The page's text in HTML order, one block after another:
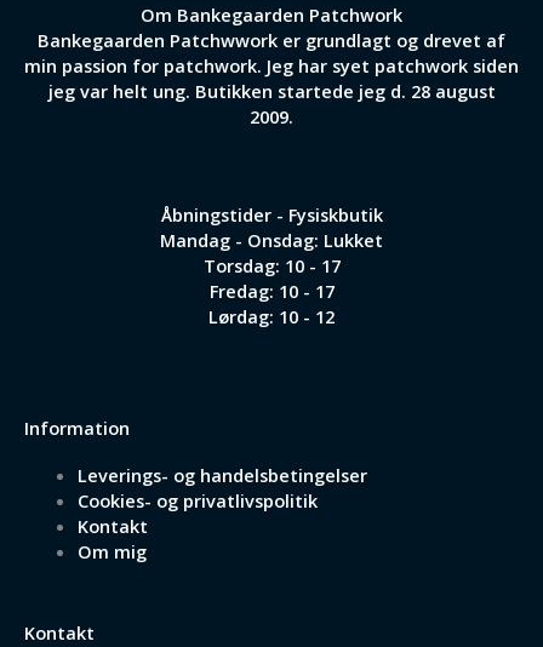
Om Bankegaarden Patchwork
Bankegaarden Patchwwork er grundlagt og drevet af
min passion for patchwork. Jeg har syet patchwork siden
jeg var helt ung. Butikken startede jeg d. 28 august
2009.
Åbningstider - Fysiskbutik
Mandag - Onsdag: Lukket
Torsdag: 10 - 17
Fredag: 10 - 17
Lørdag: 10 - 12
Information
Leverings- og handelsbetingelser
Cookies- og privatlivspolitik
Kontakt
Om mig
Kontakt